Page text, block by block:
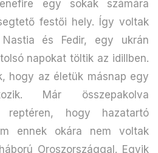
egy sokak számára
festői hely. Így voltak
és Fedir, egy ukrán
napokat töltik az idillben.
hogy az életük másnap egy
Már összepakolva
hogy hazatartó
ennek okára nem voltak
Oroszországgal. Egyik